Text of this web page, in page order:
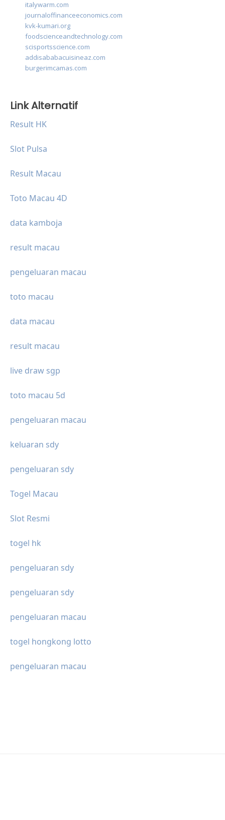
italywarm.com
journaloffinanceeconomics.com
kvk-kumari.org
foodscienceandtechnology.com
scisportsscience.com
addisababacuisineaz.com
burgerimcamas.com
Link Alternatif
Result HK
Slot Pulsa
Result Macau
Toto Macau 4D
data kamboja
result macau
pengeluaran macau
toto macau
data macau
result macau
live draw sgp
toto macau 5d
pengeluaran macau
keluaran sdy
pengeluaran sdy
Togel Macau
Slot Resmi
togel hk
pengeluaran sdy
pengeluaran sdy
pengeluaran macau
togel hongkong lotto
pengeluaran macau